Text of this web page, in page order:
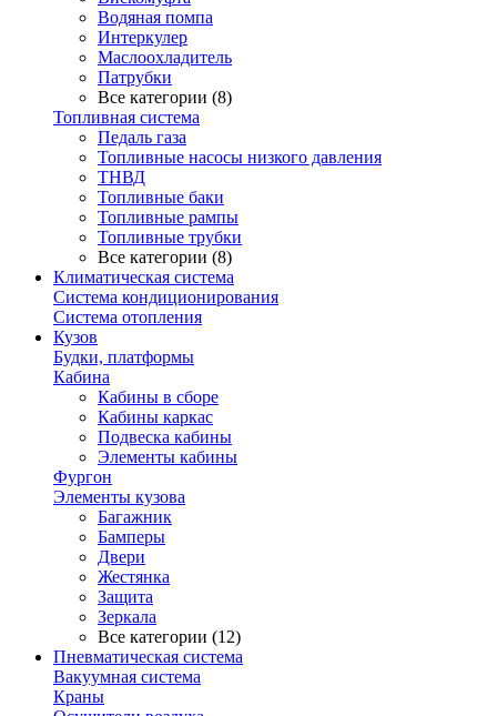
Водяная помпа
Интеркулер
Маслоохладитель
Патрубки
Все категории (8)
Топливная система
Педаль газа
Топливные насосы низкого давления
ТНВД
Топливные баки
Топливные рампы
Топливные трубки
Все категории (8)
Климатическая система
Система кондиционирования
Система отопления
Кузов
Будки, платформы
Кабина
Кабины в сборе
Кабины каркас
Подвеска кабины
Элементы кабины
Фургон
Элементы кузова
Багажник
Бамперы
Двери
Жестянка
Защита
Зеркала
Все категории (12)
Пневматическая система
Вакуумная система
Краны